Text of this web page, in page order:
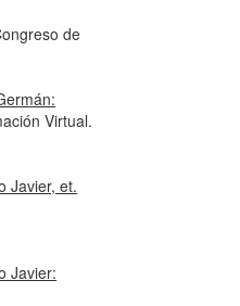
de
Virtual.
Javier, et.
Javier: